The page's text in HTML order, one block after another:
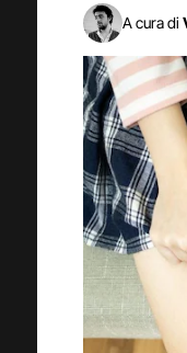
A cura di